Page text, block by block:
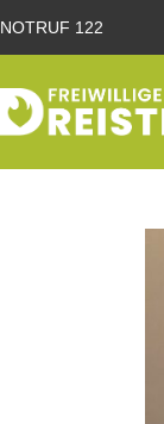
NOTRUF 122